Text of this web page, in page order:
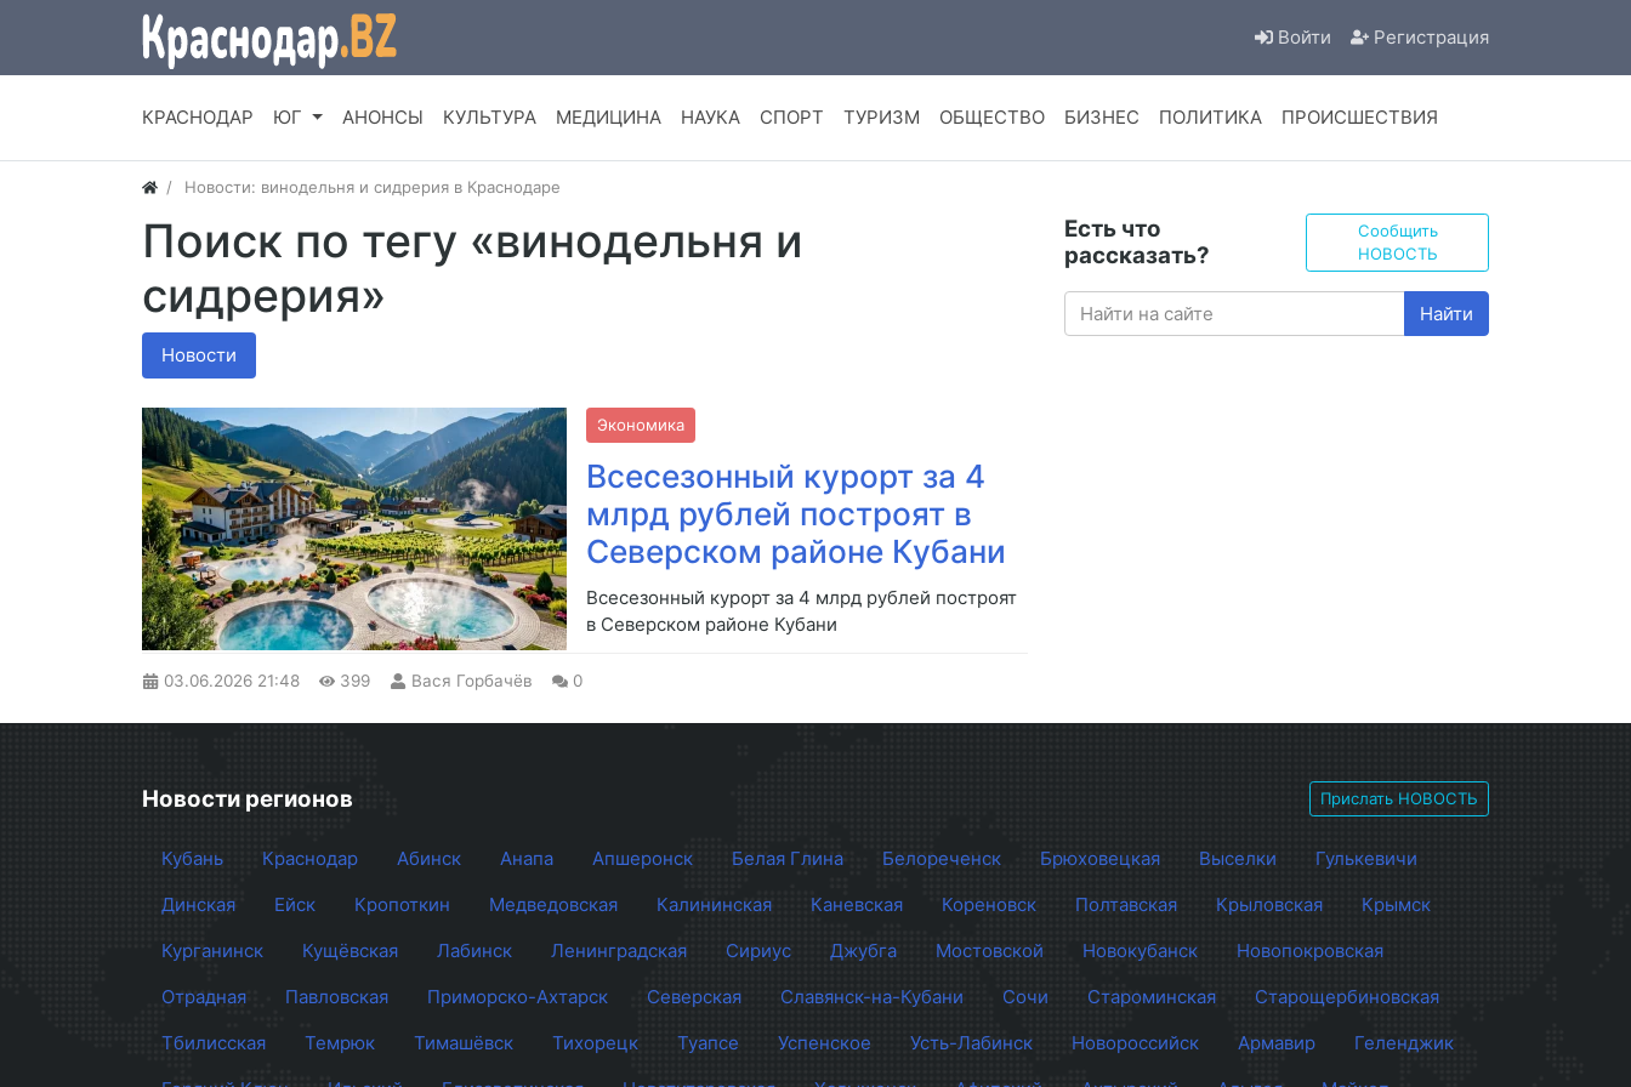
Войти Регистрация
КРАСНОДАР ЮГ АНОНСЫ КУЛЬТУРА МЕДИЦИНА НАУКА СПОРТ ТУРИЗМ ОБЩЕСТВО БИЗНЕС ПОЛИТИКА ПРОИСШЕСТВИЯ
Новости: винодельня и сидрерия в Краснодаре
Поиск по тегу «винодельня и
сидрерия»
Новости
Экономика
Всесезонный курорт за 4
млрд рублей построят в
Северском районе Кубани
Всесезонный курорт за 4 млрд рублей построят
в Северском районе Кубани
03.06.2026 21:48 399 Вася Горбачёв 0
Есть что
рассказать?
Сообщить
НОВОСТЬ
Найти
Новости регионов Прислать НОВОСТЬ
Кубань Краснодар Абинск Анапа Апшеронск Белая Глина Белореченск Брюховецкая Выселки
Гулькевичи
Динская
Ейск Кропоткин Медведовская Калининская Каневская Кореновск Полтавская Крыловская
Крымск
Курганинск
Кущёвская Лабинск Ленинградская Сириус Джубга Мостовской Новокубанск
Новопокровская
Отрадная
Павловская Приморско-Ахтарск Северская Славянск-на-Кубани Сочи Староминская
Старощербиновская
Тбилисская
Темрюк Тимашёвск Тихорецк Туапсе Успенское Усть-Лабинск Новороссийск Армавир
Геленджик